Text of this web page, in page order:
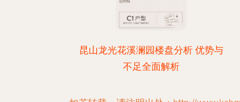
昆山龙光花溪澜园楼盘分析 优势与
不足全面解析